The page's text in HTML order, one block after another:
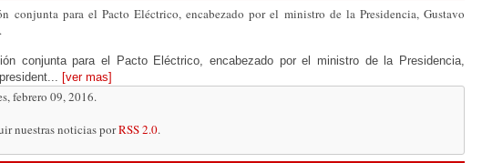
conjunta para el Pacto Eléctrico, encabezado por el ministro de la Presidencia, Gustavo
conjunta para el Pacto Eléctrico, encabezado por el ministro de la Presidencia,
[ver mas]
febrero 09, 2016.
nuestras noticias porRSS 2.0.